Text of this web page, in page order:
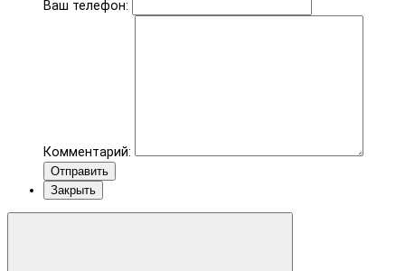
Ваш телефон:
Комментарий:
Отправить
Закрыть